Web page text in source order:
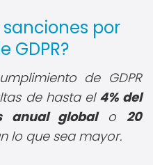
sanciones por
GDPR?
de GDPR
de hasta el 4% del
anual globalo 20
lo que sea mayor.